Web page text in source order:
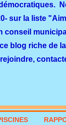
sur la liste
conseil
blog riche de